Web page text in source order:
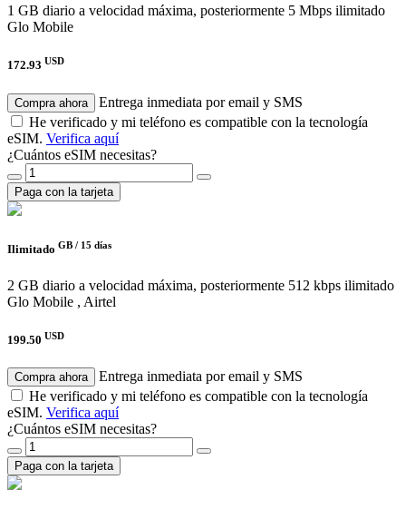
1 GB diario a velocidad máxima, posteriormente 5 Mbps ilimitado
Glo Mobile
172.93 USD
Compra ahora
Entrega inmediata por email y SMS
He verificado y mi teléfono es compatible con la tecnología
eSIM. Verifica aquí
¿Cuántos eSIM necesitas?
Paga con la tarjeta
Ilimitado GB / 15 días
2 GB diario a velocidad máxima, posteriormente 512 kbps ilimitado
Glo Mobile , Airtel
199.50 USD
Compra ahora
Entrega inmediata por email y SMS
He verificado y mi teléfono es compatible con la tecnología
eSIM. Verifica aquí
¿Cuántos eSIM necesitas?
Paga con la tarjeta